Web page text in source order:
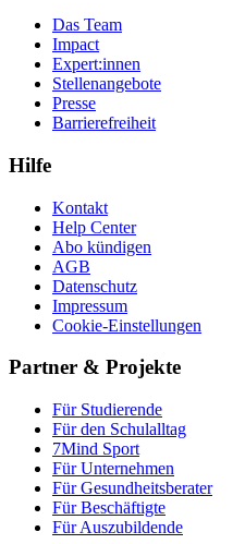
Das Team
Impact
Expert:innen
Stellenangebote
Presse
Barrierefreiheit
Hilfe
Kontakt
Help Center
Abo kündigen
AGB
Datenschutz
Impressum
Cookie-Einstellungen
Partner & Projekte
Für Stu­die­rende
Für den Schulalltag
7Mind Sport
Für Unter­neh­men
Für Gesund­heits­be­ra­ter
Für Beschäftigte
Für Auszubildende